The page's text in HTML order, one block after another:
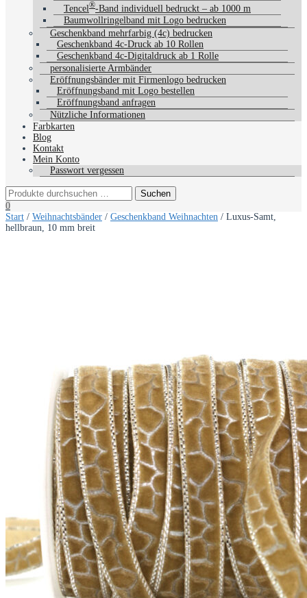
Tencel®-Band individuell bedruckt – ab 1000 m
Baumwollringelband mit Logo bedrucken
Geschenkband mehrfarbig (4c) bedrucken
Geschenkband 4c-Druck ab 10 Rollen
Geschenkband 4c-Digitaldruck ab 1 Rolle
personalisierte Armbänder
Eröffnungsbänder mit Firmenlogo bedrucken
Eröffnungsband mit Logo bestellen
Eröffnungsband anfragen
Nützliche Informationen
Farbkarten
Blog
Kontakt
Mein Konto
Passwort vergessen
0
Start / Weihnachtsbänder / Geschenkband Weihnachten / Luxus-Samt,
hellbraun, 10 mm breit